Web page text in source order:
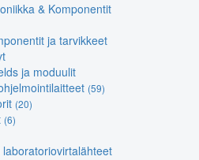
& Komponentit
ja tarvikkeet
ja moduulit
(59)
(20)
(6)